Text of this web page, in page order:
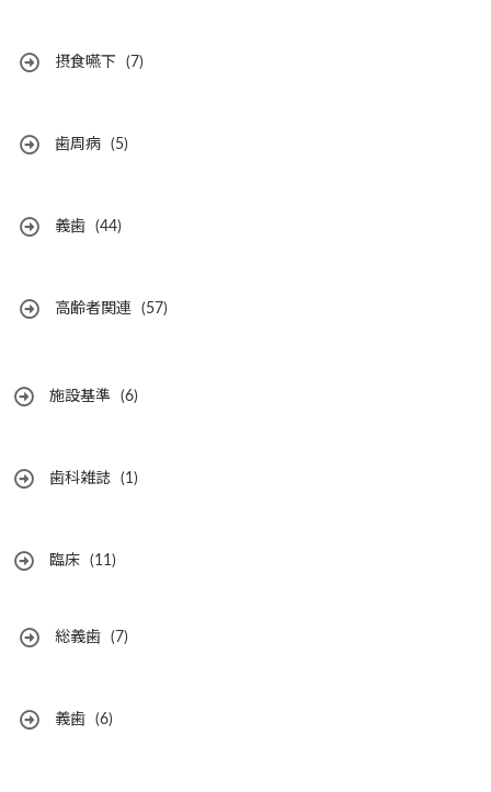
摂食嚥下 (7)
歯周病 (5)
義歯 (44)
高齢者関連 (57)
施設基準 (6)
歯科雑誌 (1)
臨床 (11)
総義歯 (7)
義歯 (6)